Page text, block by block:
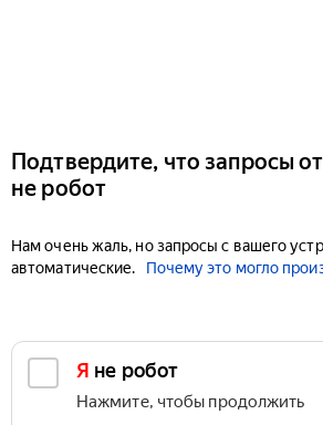
Подтвердите, что запросы
не робот
Нам очень жаль, но запросы с вашего
автоматические.
Почему это могло
Я не робот
Нажмите, чтобы продолжить